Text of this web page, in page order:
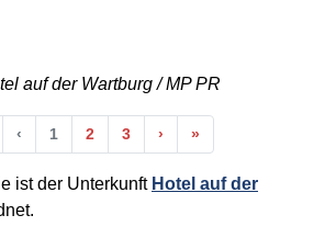
auf der Wartburg / MP PR
‹ Vorherige
1 2 3 › Nächste
»
ist der Unterkunft Hotel auf der